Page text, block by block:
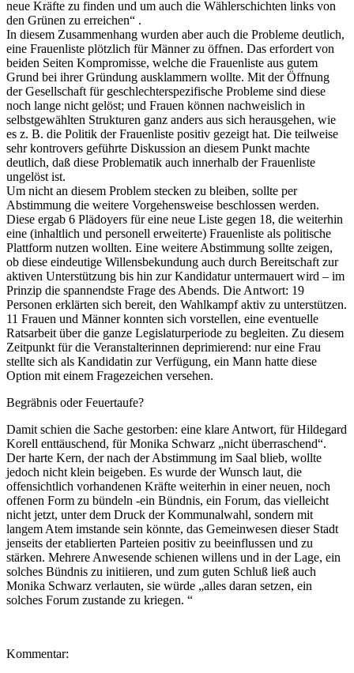
neue Kräfte zu finden und um auch die Wählerschichten links von
den Grünen zu erreichen“ .
In diesem Zusammenhang wurden aber auch die Probleme deutlich,
eine Frauenliste plötzlich für Männer zu öffnen. Das erfordert von
beiden Seiten Kompromisse, welche die Frauenliste aus gutem
Grund bei ihrer Gründung ausklammern wollte. Mit der Öffnung
der Gesellschaft für geschlechterspezifische Probleme sind diese
noch lange nicht gelöst; und Frauen können nachweislich in
selbstgewählten Strukturen ganz anders aus sich herausgehen, wie
es z. B. die Politik der Frauenliste positiv gezeigt hat. Die teilweise
sehr kontrovers geführte Diskussion an diesem Punkt machte
deutlich, daß diese Problematik auch innerhalb der Frauenliste
ungelöst ist.
Um nicht an diesem Problem stecken zu bleiben, sollte per
Abstimmung die weitere Vorgehensweise beschlossen werden.
Diese ergab 6 Plädoyers für eine neue Liste gegen 18, die weiterhin
eine (inhaltlich und personell erweiterte) Frauenliste als politische
Plattform nutzen wollten. Eine weitere Abstimmung sollte zeigen,
ob diese eindeutige Willensbekundung auch durch Bereitschaft zur
aktiven Unterstützung bis hin zur Kandidatur untermauert wird – im
Prinzip die spannendste Frage des Abends. Die Antwort: 19
Personen erklärten sich bereit, den Wahlkampf aktiv zu unterstützen.
11 Frauen und Männer konnten sich vorstellen, eine eventuelle
Ratsarbeit über die ganze Legislaturperiode zu begleiten. Zu diesem
Zeitpunkt für die Veranstalterinnen deprimierend: nur eine Frau
stellte sich als Kandidatin zur Verfügung, ein Mann hatte diese
Option mit einem Fragezeichen versehen.
Begräbnis oder Feuertaufe?
Damit schien die Sache gestorben: eine klare Antwort, für Hildegard
Korell enttäuschend, für Monika Schwarz „nicht überraschend“.
Der harte Kern, der nach der Abstimmung im Saal blieb, wollte
jedoch nicht klein beigeben. Es wurde der Wunsch laut, die
offensichtlich vorhandenen Kräfte weiterhin in einer neuen, noch
offenen Form zu bündeln -ein Bündnis, ein Forum, das vielleicht
nicht jetzt, unter dem Druck der Kommunalwahl, sondern mit
langem Atem imstande sein könnte, das Gemeinwesen dieser Stadt
jenseits der etablierten Parteien positiv zu beeinflussen und zu
stärken. Mehrere Anwesende schienen willens und in der Lage, ein
solches Bündnis zu initiieren, und zum guten Schluß ließ auch
Monika Schwarz verlauten, sie würde „alles daran setzen, ein
solches Forum zustande zu kriegen. “
Kommentar: